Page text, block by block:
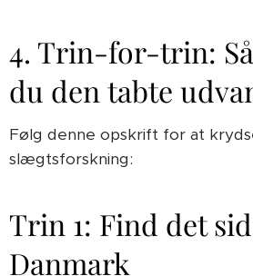
4. Trin-for-trin:
du den tabte
Følg denne opskrift for at
slægtsforskning:
Trin 1: Find det
Danmark